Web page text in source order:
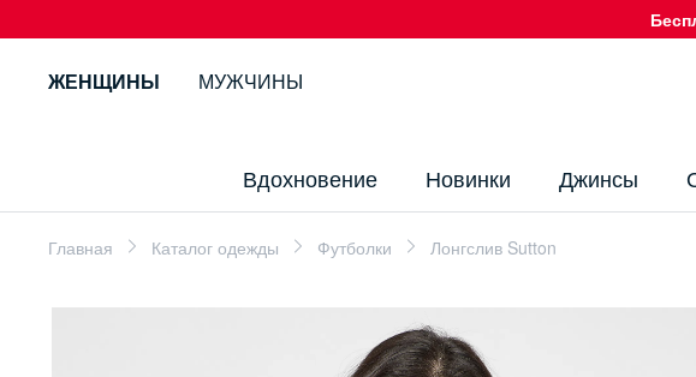
ЖЕНЩИНЫ МУЖЧИНЫ
Вдохновение Новинки Джинсы
Главная Каталог одежды Футболки Лонгслив Sutton